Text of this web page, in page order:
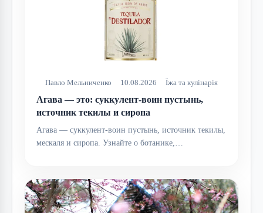
Павло Мельниченко 10.08.2026 Їжа та кулінарія
Агава — это: суккулент-воин пустынь,
источник текилы и сиропа
Агава — суккулент-воин пустынь, источник текилы,
мескаля и сиропа. Узнайте о ботанике,…